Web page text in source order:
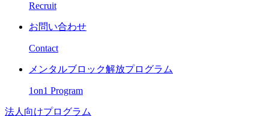
Recruit
お問い合わせ
Contact
メンタルブロック解放プログラム
1on1 Program
法人向けプログラム